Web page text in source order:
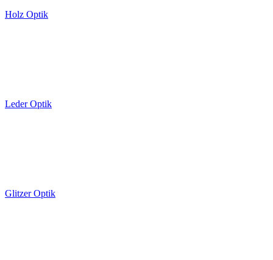
Holz Optik
Leder Optik
Glitzer Optik